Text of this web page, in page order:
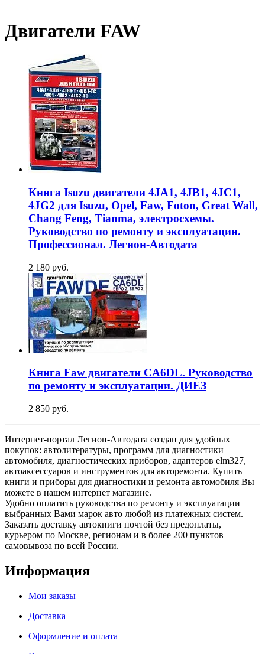
Двигатели FAW
Книга Isuzu двигатели 4JA1, 4JB1, 4JC1,
4JG2 для Isuzu, Opel, Faw, Foton, Great Wall,
Chang Feng, Tianma, электросхемы.
Руководство по ремонту и эксплуатации.
Профессионал. Легион-Aвтодата
2 180 руб.
Книга Faw двигатели CA6DL. Руководство
по ремонту и эксплуатации. ДИЕЗ
2 850 руб.
Интернет-портал Легион-Автодата создан для удобных
покупок: автолитературы, программ для диагностики
автомобиля, диагностических приборов, адаптеров elm327,
автоаксессуаров и инструментов для авторемонта. Купить
книги и приборы для диагностики и ремонта автомобиля Вы
можете в нашем интернет магазине.
Удобно оплатить руководства по ремонту и эксплуатации
выбранных Вами марок авто любой из платежных систем.
Заказать доставку автокниги почтой без предоплаты,
курьером по Москве, регионам и в более 200 пунктов
самовывоза по всей России.
Информация
Мои заказы
Доставка
Оформление и оплата